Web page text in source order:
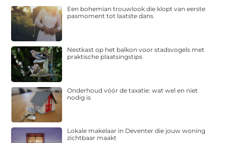
Een bohemian trouwlook die klopt van eerste
pasmoment tot laatste dans
Nestkast op het balkon voor stadsvogels met
praktische plaatsingstips
Onderhoud vóór de taxatie: wat wel en niet
nodig is
Lokale makelaar in Deventer die jouw woning
zichtbaar maakt